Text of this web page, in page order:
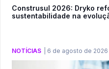
Construsul 2026: Dryko
sustentabilidade na
NOTÍCIAS 6 de agosto de 2026